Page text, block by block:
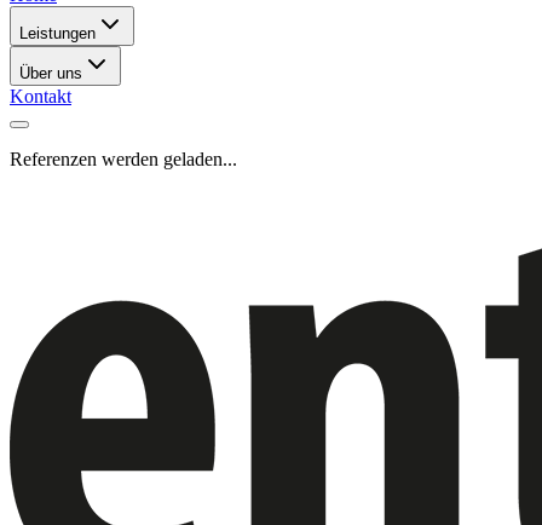
Leistungen
Über uns
Kontakt
Referenzen werden geladen...